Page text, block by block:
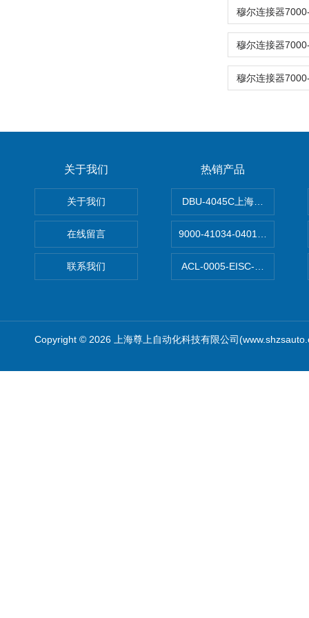
关于我们
关于我们
在线留言
联系我们
热销产品
DBU-4045C上海鹰峰制动单
9000-41034-0401000穆尔
ACL-0005-EISC-E2M8C上海
Copyright © 2026 上海尊上自动化科技有限公司